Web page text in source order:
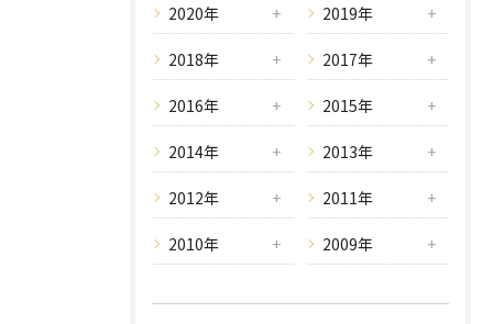
2020年 2019年
2018年 2017年
2016年 2015年
2014年 2013年
2012年 2011年
2010年 2009年